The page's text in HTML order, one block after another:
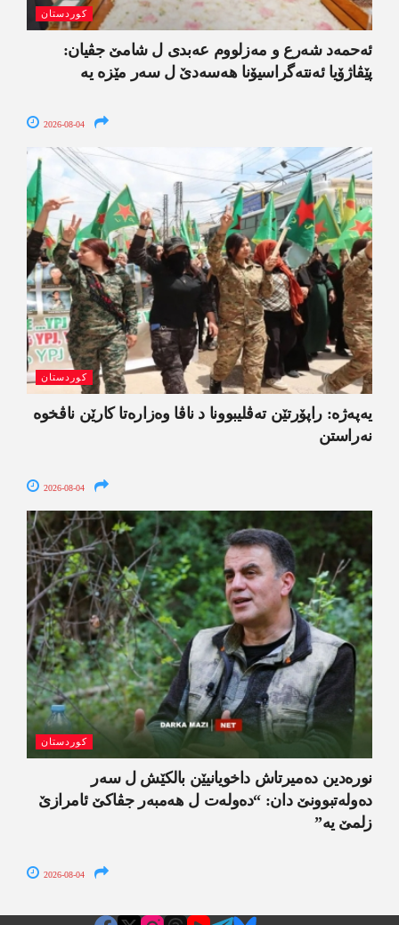
کوردستان
ئەحمەد شەرع و مەزلووم عەبدی ل شامێ جڤیان:
پێڤاژۆیا ئەنتەگراسیۆنا ھەسەدێ ل سەر مێزە یە
2026-08-04
کوردستان
یەپەژە: راپۆرتێن تەڤلیبوونا د ناڤا وەزارەتا کارێن ناڤخوە
نەراستن
2026-08-04
کوردستان
نورەدین دەمیرتاش داخویانیێن بالکێش ل سەر
دەولەتبوونێ دان: “دەولەت ل ھەمبەر جڤاکێ ئامرازێ
زلمێ یە”
2026-08-04